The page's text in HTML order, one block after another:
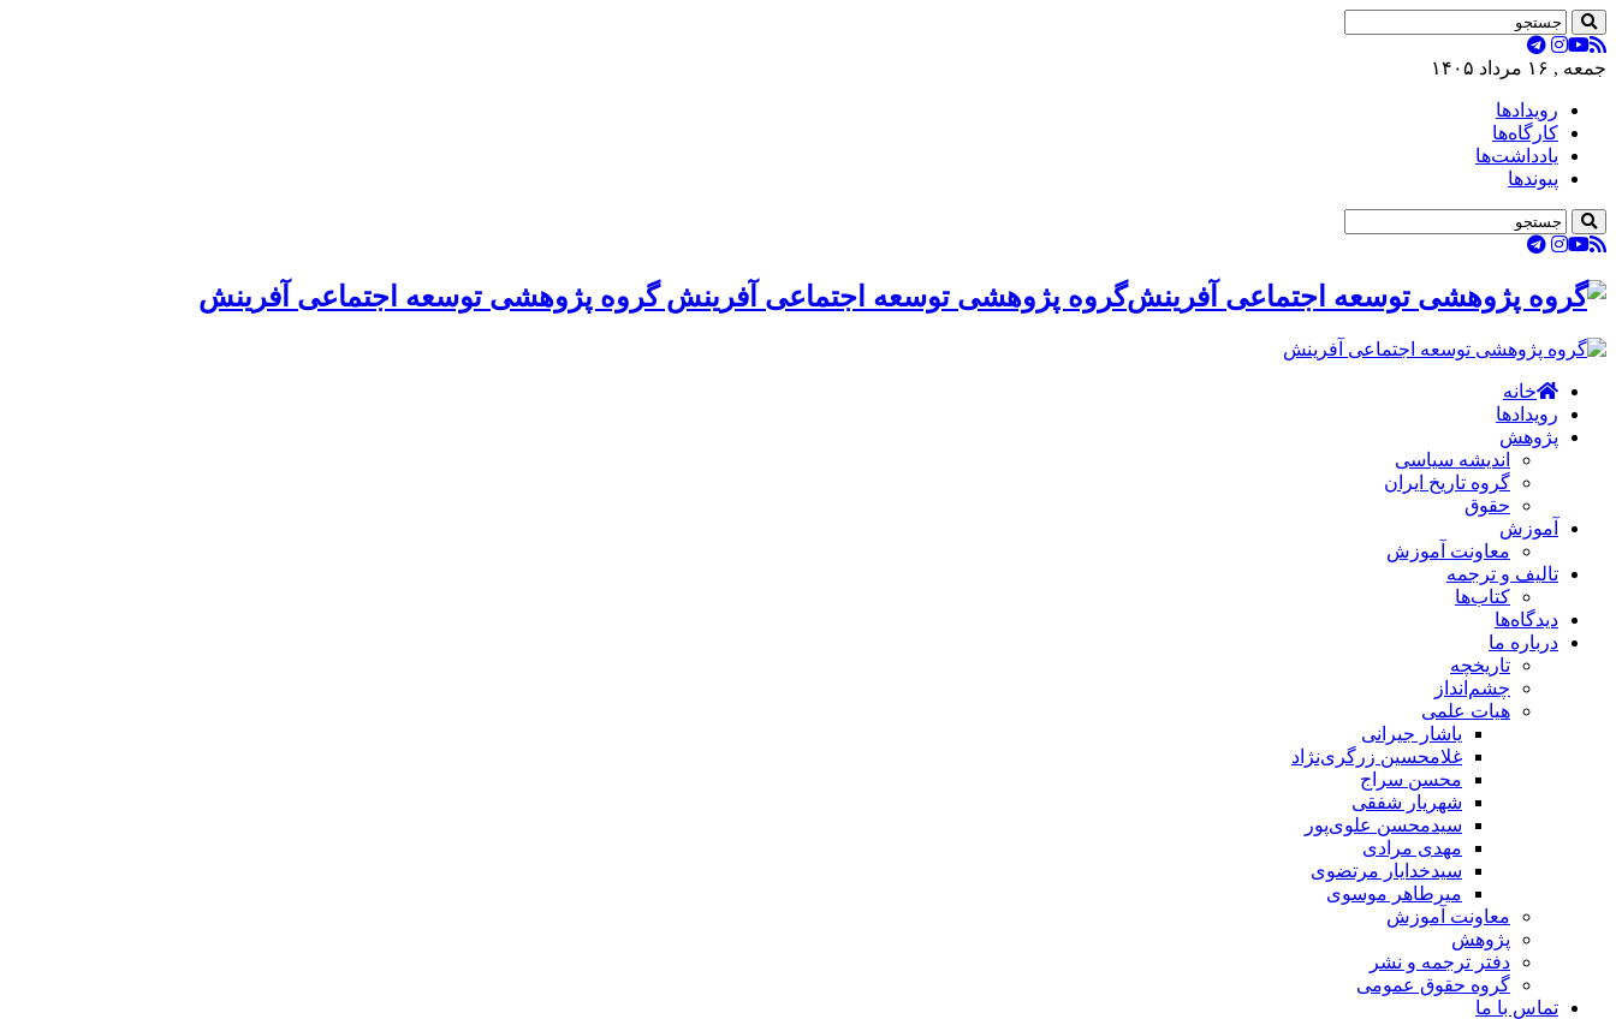
جمعه , ۱۶ مرداد ۱۴۰۵
رویدادها
کارگاه‌ها
یادداشت‌ها
پیوندها
گروه پژوهشی توسعه اجتماعی آفرینش گروه پژوهشی توسعه اجتماعی آفرینش
خانه
رویدادها
پژوهش
اندیشه سیاسی
گروه تاریخ ایران
حقوق
آموزش
معاونت آموزش
تالیف و ترجمه
کتاب‌ها
دیدگاه‌ها
درباره ما
تاریخچه
چشم‌انداز
هیات علمی
یاشار جیرانی
غلامحسین زرگری‌نژاد
محسن سراج
شهریار شفقی
سیدمحسن علوی‌پور
مهدی مرادی
سیدخدایار مرتضوی
میرطاهر موسوی
معاونت آموزش
پژوهش
دفتر ترجمه و نشر
گروه حقوق عمومی
تماس با ما